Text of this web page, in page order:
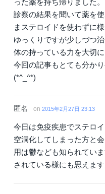
診察の結果を聞いて薬を
まステロイドを使わずに
ゆっくりですが少しづつ治
体の持っている力を大切
今回の記事もとても分か
(*^_^*)
匿名 on 2015年2月27日 23:13
今日は免疫疾患でステロ
空洞化してしまった方と
用は鬱なども知られてい
されている様にも思えます